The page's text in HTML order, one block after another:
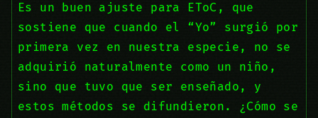
Es un buen ajuste para EToC, que
sostiene que cuando el “Yo” surgió por
primera vez en nuestra especie, no se
adquirió naturalmente como un niño,
sino que tuvo que ser enseñado, y
estos métodos se difundieron. ¿Cómo se